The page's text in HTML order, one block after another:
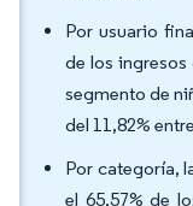
Por usuario
de los ingresos
segmento de
del 11,82%
Por categoría,
el 65,57% de